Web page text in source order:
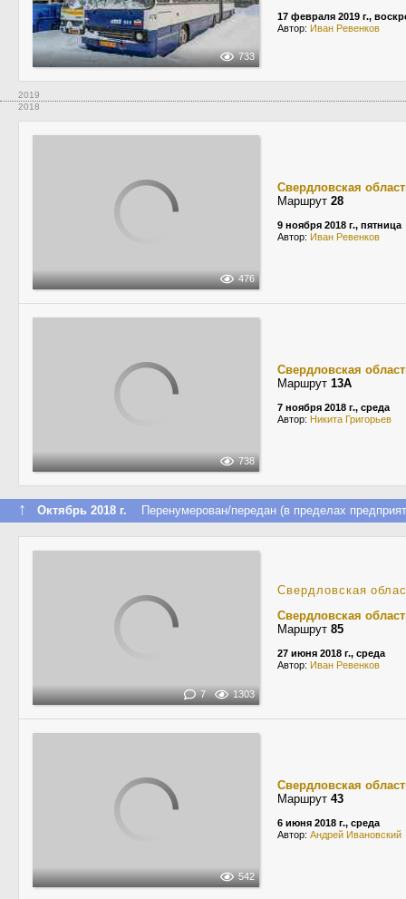
733
17 февраля 2019 г.,
Автор: Иван Ревенков
2019
2018
476
Свердловская
Маршрут 28
9 ноября 2018 г., пятница
Автор: Иван Ревенков
738
Свердловская
Маршрут 13А
7 ноября 2018 г., среда
Автор: Никита Григорьев
↑ Октябрь 2018 г. Перенумерован/передан (в пределах
7 1303
Свердловская
Свердловская
Маршрут 85
27 июня 2018 г., среда
Автор: Иван Ревенков
542
Свердловская
Маршрут 43
6 июня 2018 г., среда
Автор: Андрей Ивановский